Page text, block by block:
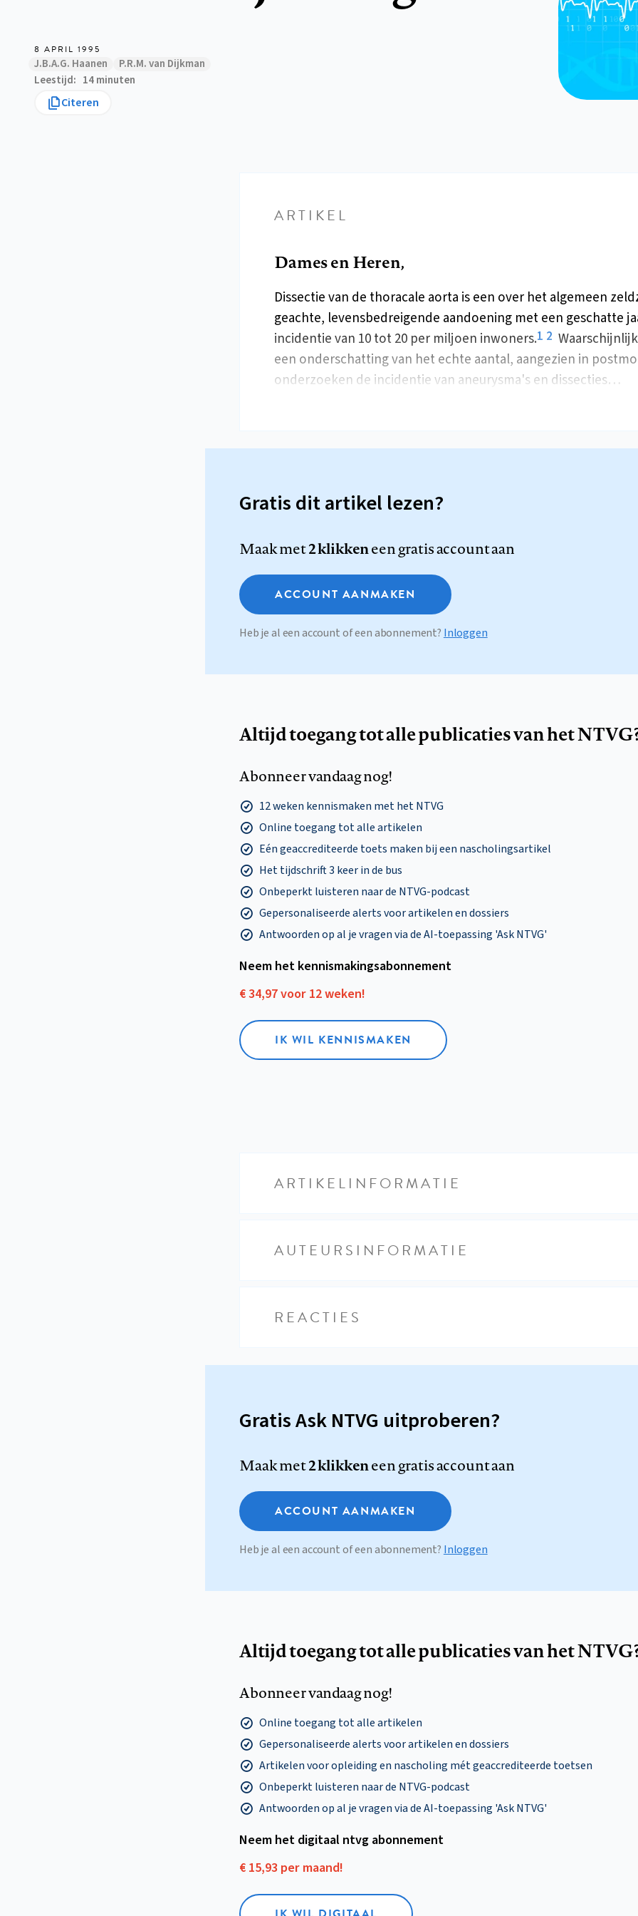
8 APRIL 1995
J.B.A.G. Haanen
P.R.M. van Dijkman
Leestijd
14 minuten
Citeren
ARTIKEL
Dames en Heren,
Dissectie van de thoracale aorta is een over het algemeen
geachte, levensbedreigende aandoening met een geschatte
incidentie van 10 tot 20 per miljoen inwoners.1 2
een onderschatting van het echte aantal, aangezien in
onderzoeken de incidentie van aneurysma's en dissecties…
Gratis dit artikel lezen?
Maak met2 klikkeneen gratis account aan
ACCOUNT AANMAKEN
Heb je al een account of een abonnement? Inloggen
Altijd toegang tot alle publicaties van het
Abonneer vandaag nog!
12 weken kennismaken met het NTVG
Online toegang tot alle artikelen
Eén geaccrediteerde toets maken bij een nascholingsartikel
Het tijdschrift 3 keer in de bus
Onbeperkt luisteren naar de NTVG-podcast
Gepersonaliseerde alerts voor artikelen en dossiers
Antwoorden op al je vragen via de AI-toepassing 'Ask NTVG'
Neem het kennismakings­abonnement
€ 34,97 voor 12 weken!
IK WIL KENNISMAKEN
ARTIKELINFORMATIE
AUTEURSINFORMATIE
REACTIES
Gratis Ask NTVG uitproberen?
Maak met2 klikkeneen gratis account aan
ACCOUNT AANMAKEN
Heb je al een account of een abonnement? Inloggen
Altijd toegang tot alle publicaties van het
Abonneer vandaag nog!
Online toegang tot alle artikelen
Gepersonaliseerde alerts voor artikelen en dossiers
Artikelen voor opleiding en nascholing mét geaccrediteerde toetsen
Onbeperkt luisteren naar de NTVG-podcast
Antwoorden op al je vragen via de AI-toepassing 'Ask NTVG'
Neem het digitaal ntvg abonnement
€ 15,93 per maand!